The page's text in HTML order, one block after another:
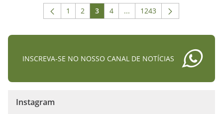
Página
1 Página
2 Página
3 Página
4 ...Páginas intermediárias Usar
Página
1243
INSCREVA-SE NO NOSSO CANAL DE NOTÍCIAS
Instagram